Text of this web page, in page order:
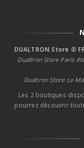
DUALTRON Store ®
Dualtron Store Paris
Dualtron Store Le
Les 2 boutiques
pourrez découvrir